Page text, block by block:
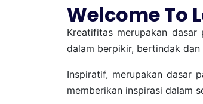
Welcome To
Kreatifitas merupakan
dalam berpikir, bertindak dan
Inspiratif, merupakan dasar
memberikan inspirasi dalam